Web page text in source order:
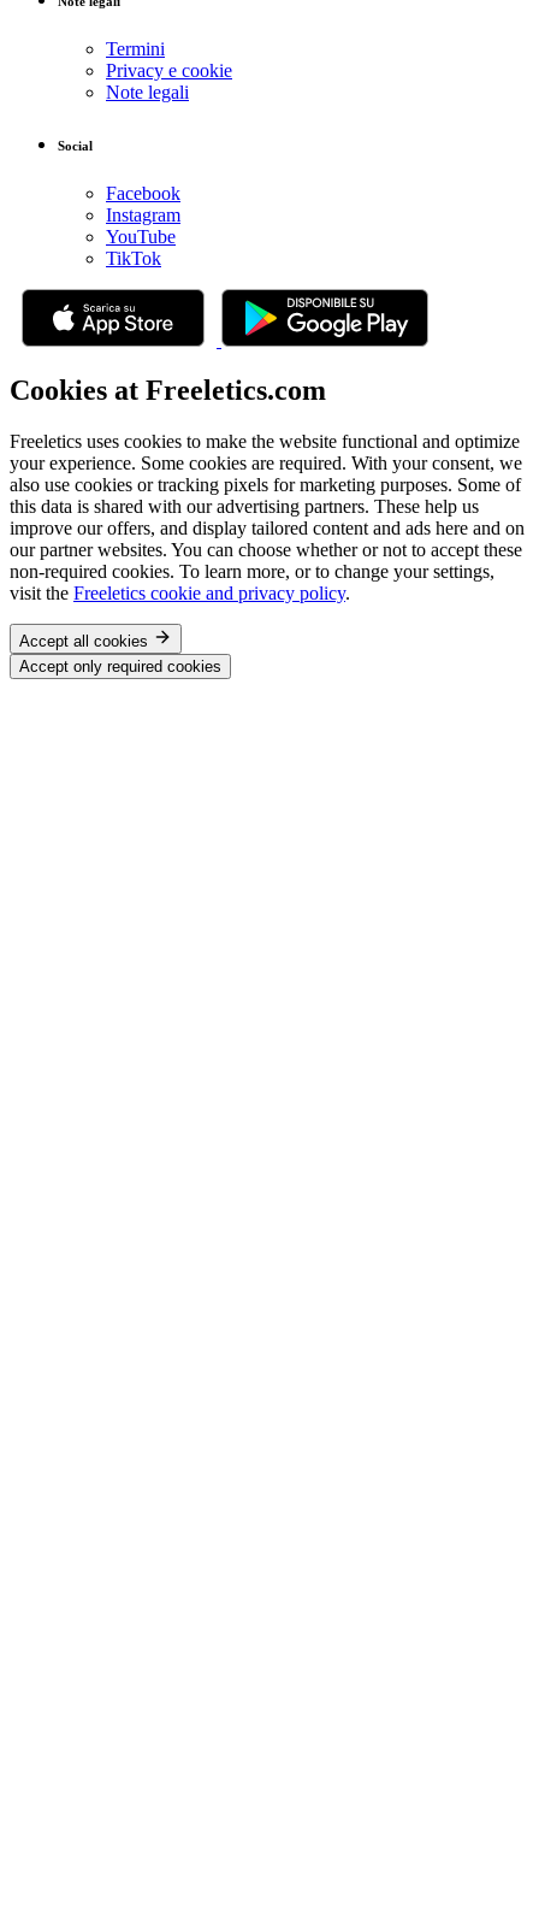
Termini
Privacy e cookie
Note legali
Social
Facebook
Instagram
YouTube
TikTok
Cookies at Freeletics.com
Freeletics uses cookies to make the website functional and optimize
your experience. Some cookies are required. With your consent, we
also use cookies or tracking pixels for marketing purposes. Some of
this data is shared with our advertising partners. These help us
improve our offers, and display tailored content and ads here and on
our partner websites. You can choose whether or not to accept these
non-required cookies. To learn more, or to change your settings,
visit the Freeletics cookie and privacy policy.
Accept all cookies
Accept only required cookies